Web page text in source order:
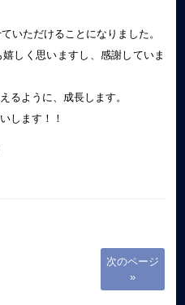
いただけることになりました。
しく思いますし、感謝していま
るように、成長します。
します！！
次のページ
»